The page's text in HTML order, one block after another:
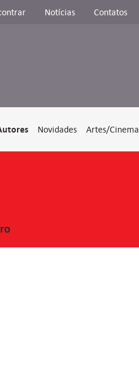
Notícias Contatos
Novidades Artes/Cinema